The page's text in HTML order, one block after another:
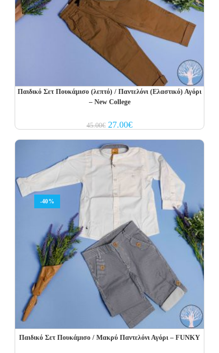
Παιδικό Σετ Πουκάμισο (λεπτό) / Παντελόνι (Ελαστικό) Αγόρι
– New College
45.00€ Original
price
45.00€.
27.00€Current
price
-40%
Παιδικό Σετ Πουκάμισο / Μακρύ Παντελόνι Αγόρι – FUNKY